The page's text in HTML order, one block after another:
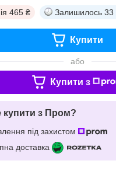
465 ₴ Залишилось 33
Купити
або
Купити з
купити з Пром?
під захистом
доставка